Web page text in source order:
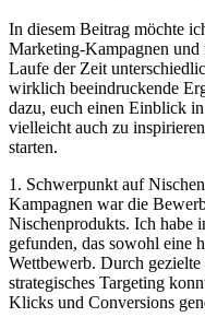
In diesem Beitrag möchte
Marketing-Kampagnen
Laufe der Zeit
wirklich beeindruckende
dazu, euch einen Einblick
vielleicht auch zu
starten.
1. Schwerpunkt auf
Kampagnen war die
Nischenprodukts. Ich habe
gefunden, das sowohl eine
Wettbewerb. Durch
strategisches Targeting
Klicks und Conversions